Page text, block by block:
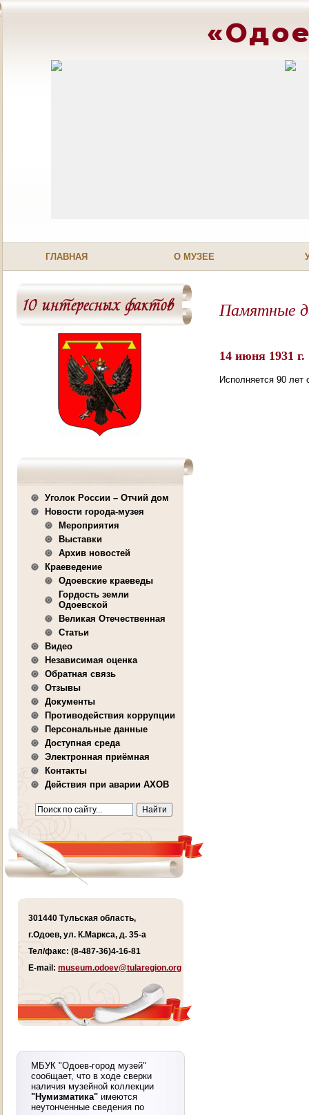
ГЛАВНАЯ О МУЗЕЕ
Уголок России – Отчий дом
Новости города-музея
Мероприятия
Выставки
Архив новостей
Краеведение
Одоевские краеведы
Гордость земли
Одоевской
Великая Отечественная
Статьи
Видео
Независимая оценка
Обратная связь
Отзывы
Документы
Противодействия коррупции
Персональные данные
Доступная среда
Электронная приёмная
Контакты
Действия при аварии АХОВ
301440 Тульская область,
г.Одоев, ул. К.Маркса, д. 35-а
Тел/факс: (8-487-36)4-16-81
E-mail: museum.odoev@tularegion.org
МБУК "Одоев-город музей"
сообщает, что в ходе сверки
наличия музейной коллекции
"Нумизматика" имеются
неутонченные сведения по
Памятные
14 июня 1931 г.
Исполняется 90 лет